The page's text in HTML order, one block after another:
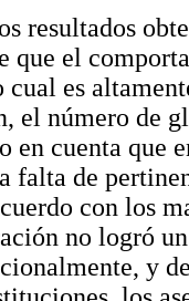
resultados
que el
es
el número de
en cuenta que
falta de
con los
no logró
y